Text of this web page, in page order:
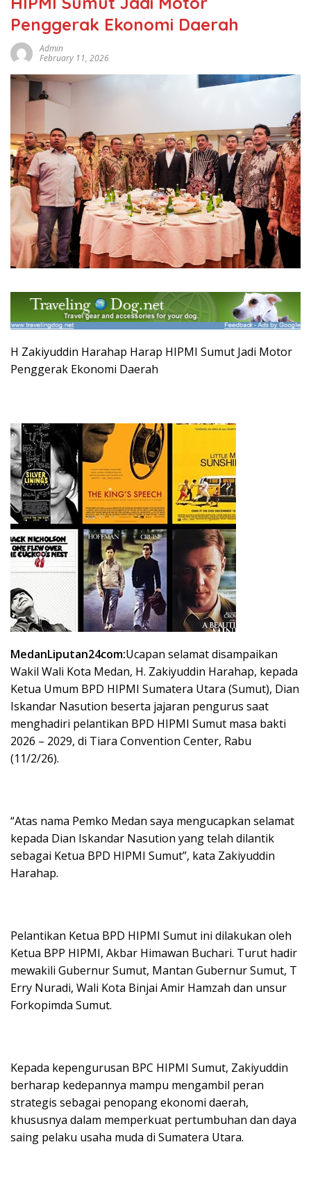
Penggerak Ekonomi Daerah
Admin
February 11, 2026
H Zakiyuddin Harahap Harap HIPMI Sumut Jadi Motor
Penggerak Ekonomi Daerah
MedanLiputan24com:Ucapan selamat disampaikan
Wakil Wali Kota Medan, H. Zakiyuddin Harahap, kepada
Ketua Umum BPD HIPMI Sumatera Utara (Sumut), Dian
Iskandar Nasution beserta jajaran pengurus saat
menghadiri pelantikan BPD HIPMI Sumut masa bakti
2026 – 2029, di Tiara Convention Center, Rabu
(11/2/26).
“Atas nama Pemko Medan saya mengucapkan selamat
kepada Dian Iskandar Nasution yang telah dilantik
sebagai Ketua BPD HIPMI Sumut”, kata Zakiyuddin
Harahap.
Pelantikan Ketua BPD HIPMI Sumut ini dilakukan oleh
Ketua BPP HIPMI, Akbar Himawan Buchari. Turut hadir
mewakili Gubernur Sumut, Mantan Gubernur Sumut, T
Erry Nuradi, Wali Kota Binjai Amir Hamzah dan unsur
Forkopimda Sumut.
Kepada kepengurusan BPC HIPMI Sumut, Zakiyuddin
berharap kedepannya mampu mengambil peran
strategis sebagai penopang ekonomi daerah,
khususnya dalam memperkuat pertumbuhan dan daya
saing pelaku usaha muda di Sumatera Utara.